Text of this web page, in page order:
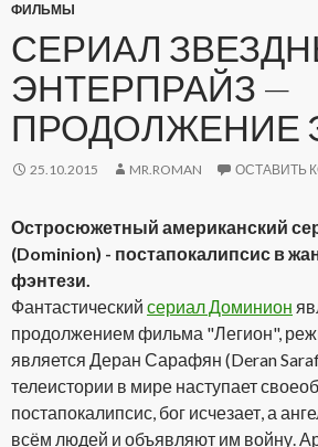
ФИЛЬМЫ
СЕРИАЛ
ЭНТЕРПРАЙЗ —
ПРОДОЛЖЕНИЕ
25.10.2015 MR.ROMAN ОСТАВИТЬ
Остросюжетный американский
(Dominion) - постапокалипсис в
фэнтези.
Фантастический сериал Доминион
продолжением фильма "Легион",
является Деран Сарафян (Deran
телеистории в мире наступает
постапокалипсис, бог исчезает, а
всём людей и объявляют им войну.